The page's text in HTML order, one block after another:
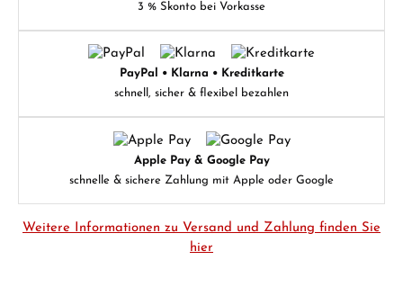
3 % Skonto bei Vorkasse
PayPal • Klarna • Kreditkarte
schnell, sicher & flexibel bezahlen
Apple Pay & Google Pay
schnelle & sichere Zahlung mit Apple oder Google
Weitere Informationen zu Versand und Zahlung finden Sie
hier